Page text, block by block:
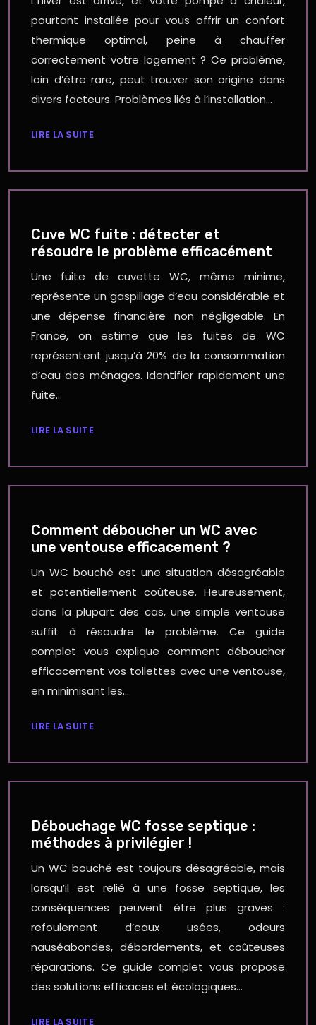
pourtant installée pour vous offrir un confort
thermique optimal, peine à chauffer
correctement votre logement ? Ce problème,
loin d’être rare, peut trouver son origine dans
divers facteurs. Problèmes liés à l’installation…
LIRE LA SUITE
Cuve WC fuite : détecter et
résoudre le problème efficacément
Une fuite de cuvette WC, même minime,
représente un gaspillage d’eau considérable et
une dépense financière non négligeable. En
France, on estime que les fuites de WC
représentent jusqu’à 20% de la consommation
d’eau des ménages. Identifier rapidement une
fuite…
LIRE LA SUITE
Comment déboucher un WC avec
une ventouse efficacement ?
Un WC bouché est une situation désagréable
et potentiellement coûteuse. Heureusement,
dans la plupart des cas, une simple ventouse
suffit à résoudre le problème. Ce guide
complet vous explique comment déboucher
efficacement vos toilettes avec une ventouse,
en minimisant les…
LIRE LA SUITE
Débouchage WC fosse septique :
méthodes à privilégier !
Un WC bouché est toujours désagréable, mais
lorsqu’il est relié à une fosse septique, les
conséquences peuvent être plus graves :
refoulement d’eaux usées, odeurs
nauséabondes, débordements, et coûteuses
réparations. Ce guide complet vous propose
des solutions efficaces et écologiques…
LIRE LA SUITE